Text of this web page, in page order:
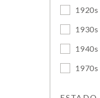
1920s
1930s
1940s
1970s